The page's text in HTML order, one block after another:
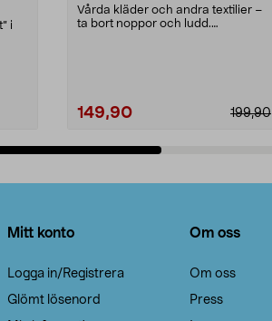
i
Vårda kläder och andra textilier –
ta bort noppor och ludd.
199,90
149,90
Mitt konto
Logga in/Registrera
Glömt lösenord
Om oss
Om oss
Press